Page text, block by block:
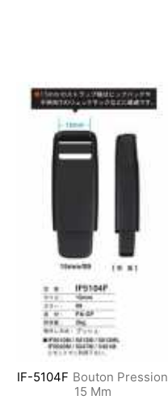
IF-5104F Bouton Pression
15 Mm